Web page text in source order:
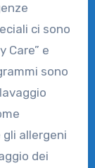
ci sono
Care” e
sono
allergeni
dei